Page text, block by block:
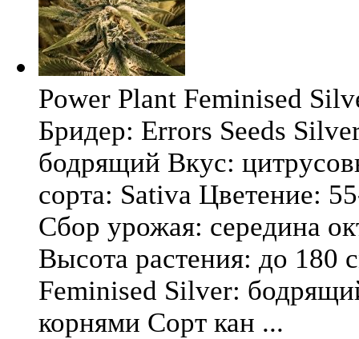
Power Plant Feminised
Бридер: Errors Seeds
бодрящий Вкус:
сорта: Sativa Цветение:
Сбор урожая: середина
Высота растения: до 180
Feminised Silver:
корнями Сорт кан ...